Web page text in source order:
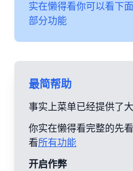
实在懒得看你可以看下面
部分功能
最简帮助
事实上菜单已经提供了
你实在懒得看完整的先
看所有功能
开启作弊